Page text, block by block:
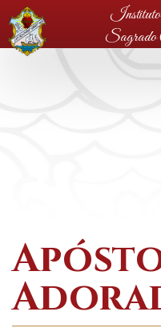
Instituto
Sagrado